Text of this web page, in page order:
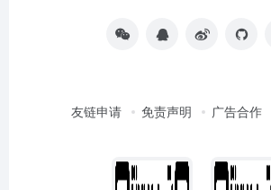
友链申请 免责声明 广告合作